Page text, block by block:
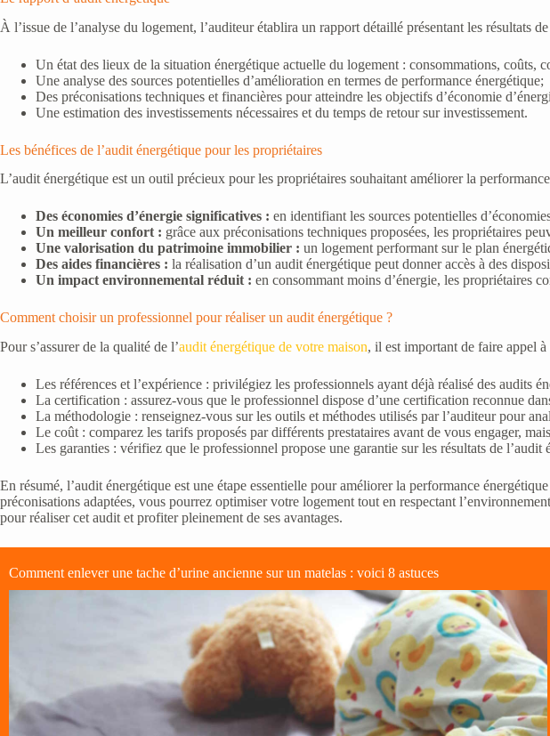
À l’issue de l’analyse du logement, l’auditeur établira un rapport détaillé présentant les résultats
Un état des lieux de la situation énergétique actuelle du logement : consommations, coûts,
Une analyse des sources potentielles d’amélioration en termes de performance énergétique;
Des préconisations techniques et financières pour atteindre les objectifs d’économie
Une estimation des investissements nécessaires et du temps de retour sur investissement.
Les bénéfices de l’audit énergétique pour les propriétaires
L’audit énergétique est un outil précieux pour les propriétaires souhaitant améliorer la
Des économies d’énergie significatives : en identifiant les sources potentielles
Un meilleur confort : grâce aux préconisations techniques proposées, les propriétaires
Une valorisation du patrimoine immobilier : un logement performant sur le plan
Des aides financières : la réalisation d’un audit énergétique peut donner accès à des
Un impact environnemental réduit : en consommant moins d’énergie, les propriétaires
Comment choisir un professionnel pour réaliser un audit énergétique ?
Pour s’assurer de la qualité de l’audit énergétique de votre maison, il est important de faire appel
Les références et l’expérience : privilégiez les professionnels ayant déjà réalisé des audits
La certification : assurez-vous que le professionnel dispose d’une certification reconnue
La méthodologie : renseignez-vous sur les outils et méthodes utilisés par l’auditeur pour
Le coût : comparez les tarifs proposés par différents prestataires avant de vous engager,
Les garanties : vérifiez que le professionnel propose une garantie sur les résultats de l’audit
En résumé, l’audit énergétique est une étape essentielle pour améliorer la performance
préconisations adaptées, vous pourrez optimiser votre logement tout en respectant
pour réaliser cet audit et profiter pleinement de ses avantages.
Comment enlever une tache d’urine ancienne sur un matelas : voici 8 astuces